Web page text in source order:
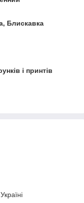
Блискавка
і принтів